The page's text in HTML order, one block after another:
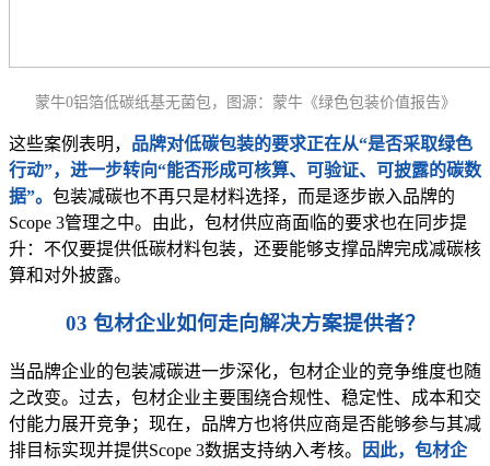
蒙牛0铝箔低碳纸基无菌包，图源：蒙牛《绿色包装价值报告》
这些案例表明， 品牌对低碳包装的要求正在从“是否采取绿色
行动”，进一步转向“能否形成可核算、可验证、可披露的碳数
据”。 包装减碳也不再只是材料选择，而是逐步嵌入品牌的
Scope 3管理之中。由此，包材供应商面临的要求也在同步提
升：不仅要提供低碳材料包装，还要能够支撑品牌完成减碳核
算和对外披露。
03 包材企业如何走向解决方案提供者？
当品牌企业的包装减碳进一步深化，包材企业的竞争维度也随
之改变。过去，包材企业主要围绕合规性、稳定性、成本和交
付能力展开竞争；现在，品牌方也将供应商是否能够参与其减
排目标实现并提供Scope 3数据支持纳入考核。
因此，包材企